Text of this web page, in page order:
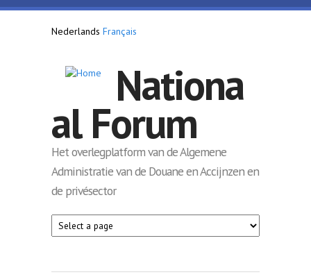
Overslaan en naar de inhoud gaan
Nederlands Français
Nationa
al Forum
Het overlegplatform van de Algemene
Administratie van de Douane en Accijnzen en
de privésector